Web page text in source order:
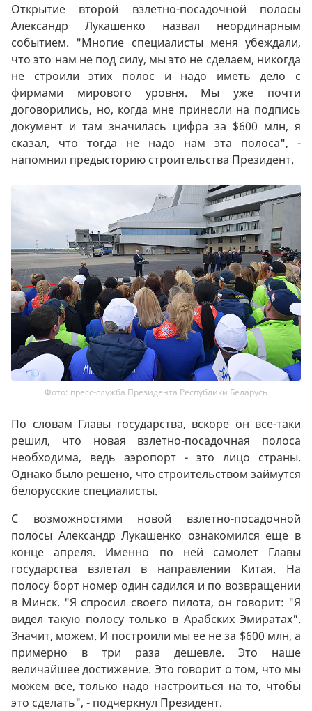
Открытие второй взлетно-посадочной полосы
Александр Лукашенко назвал неординарным
событием. "Многие специалисты меня убеждали,
что это нам не под силу, мы это не сделаем, никогда
не строили этих полос и надо иметь дело с
фирмами мирового уровня. Мы уже почти
договорились, но, когда мне принесли на подпись
документ и там значилась цифра за $600 млн, я
сказал, что тогда не надо нам эта полоса", -
напомнил предысторию строительства Президент.
Фото: пресс-служба Президента Республики Беларусь
По словам Главы государства, вскоре он все-таки
решил, что новая взлетно-посадочная полоса
необходима, ведь аэропорт - это лицо страны.
Однако было решено, что строительством займутся
белорусские специалисты.
С возможностями новой взлетно-посадочной
полосы Александр Лукашенко ознакомился еще в
конце апреля. Именно по ней самолет Главы
государства взлетал в направлении Китая. На
полосу борт номер один садился и по возвращении
в Минск. "Я спросил своего пилота, он говорит: "Я
видел такую полосу только в Арабских Эмиратах".
Значит, можем. И построили мы ее не за $600 млн, а
примерно в три раза дешевле. Это наше
величайшее достижение. Это говорит о том, что мы
можем все, только надо настроиться на то, чтобы
это сделать", - подчеркнул Президент.